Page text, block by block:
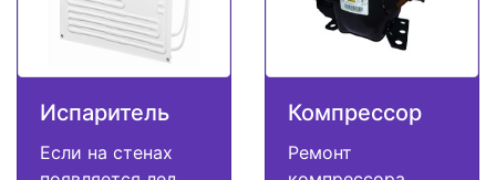
Испаритель
Если на стенах
Компрессор
Ремонт